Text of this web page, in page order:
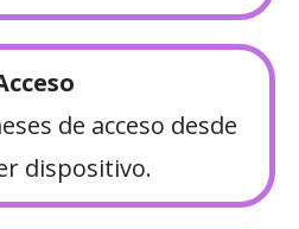
de acceso desde
dispositivo.